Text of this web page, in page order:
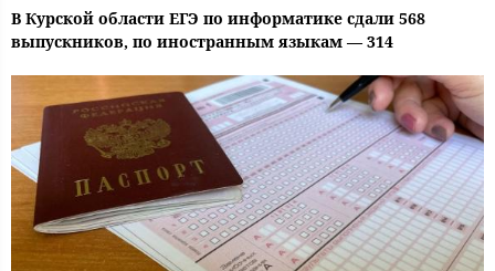
В Курской области ЕГЭ по информатике сдали 568
выпускников, по иностранным языкам — 314